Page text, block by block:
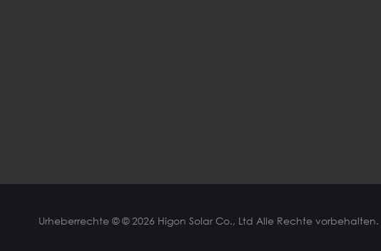
Urheberrechte © © 2026 Higon Solar Co., Ltd Alle Rechte vorbehalten.